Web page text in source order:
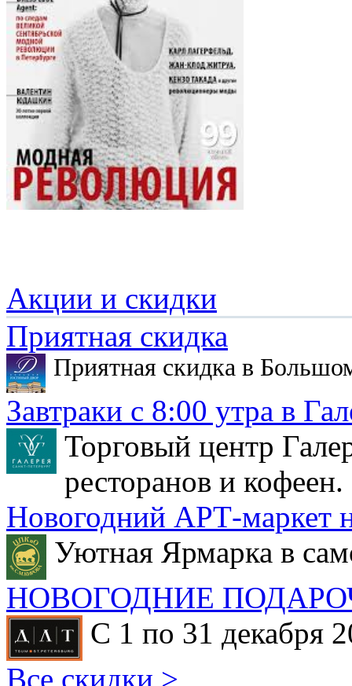
Акции и скидки
Приятная скидка
Приятная скидка в
Завтраки с 8:00 утра в
Торговый центр
ресторанов и кофеен.
Новогодний АРТ-маркет
Уютная Ярмарка в
НОВОГОДНИЕ
С 1 по 31 декабря
Все скидки >